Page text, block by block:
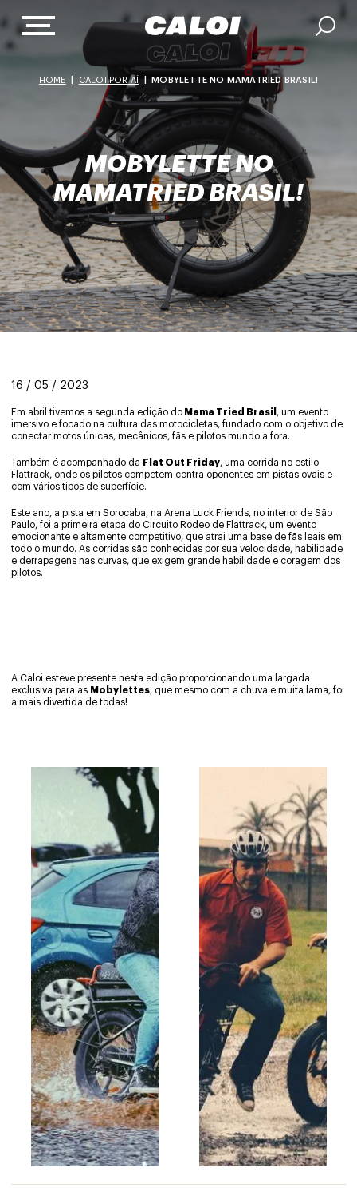
HOME CALOI POR AÍ MOBYLETTE NO MAMATRIED BRASIL!
MOBYLETTE NO
MAMATRIED BRASIL!
16 / 05 / 2023
Em abril tivemos a segunda edição doMama Tried Brasil , um evento
imersivo e focado na cultura das motocicletas, fundado com o objetivo de
conectar motos únicas, mecânicos, fãs e pilotos mundo a fora.
Também é acompanhado da Flat Out Friday, uma corrida no estilo
Flattrack, onde os pilotos competem contra oponentes em pistas ovais e
com vários tipos de superfície.
Este ano, a pista em Sorocaba, na Arena Luck Friends, no interior de São
Paulo, foi a primeira etapa do Circuito Rodeo de Flattrack, um evento
emocionante e altamente competitivo, que atrai uma base de fãs leais em
todo o mundo. As corridas são conhecidas por sua velocidade, habilidade
e derrapagens nas curvas, que exigem grande habilidade e coragem dos
pilotos.
A Caloi esteve presente nesta edição proporcionando uma largada
exclusiva para as Mobylettes, que mesmo com a chuva e muita lama, foi
a mais divertida de todas!